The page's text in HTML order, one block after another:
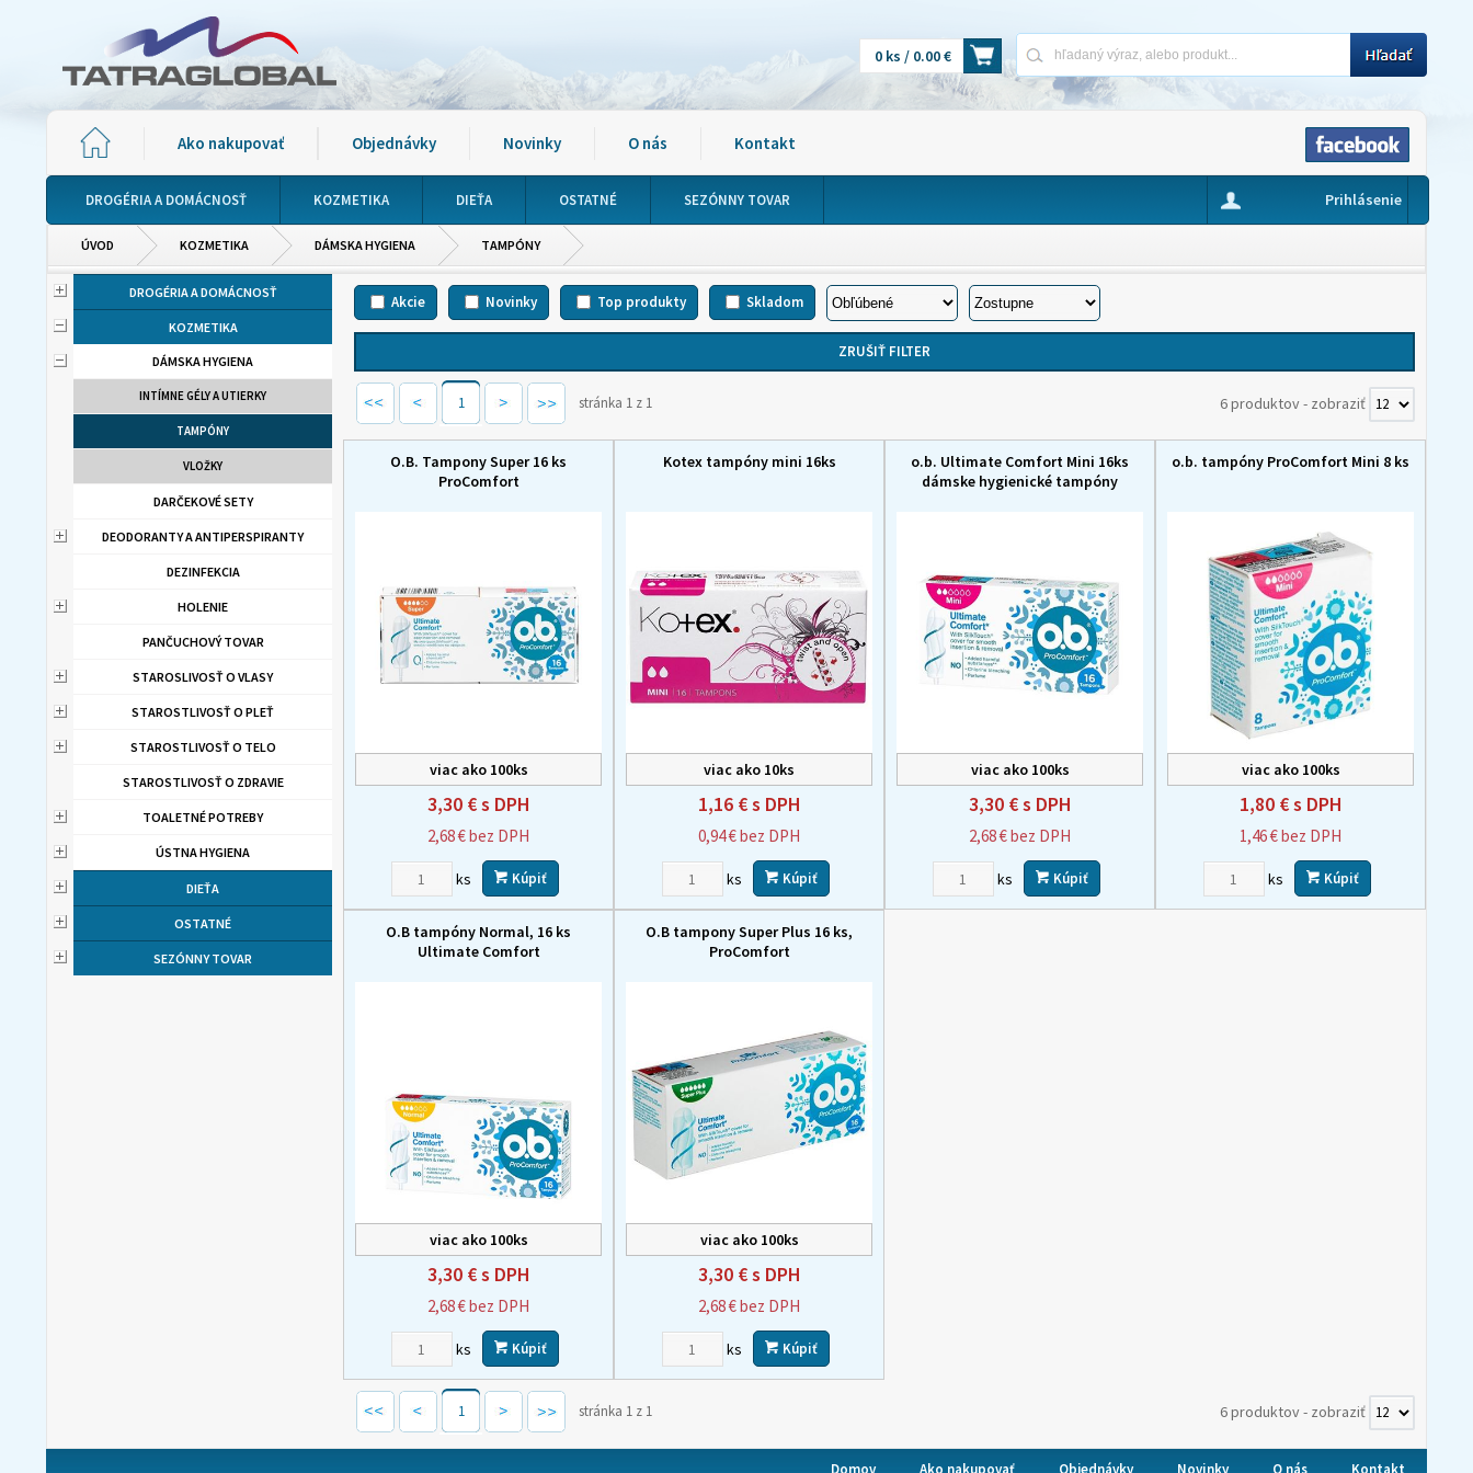
0 ks / 0.00 €
Ako nakupovať Objednávky Novinky O nás Kontakt
DROGÉRIA A DOMÁCNOSŤ KOZMETIKA DIEŤA OSTATNÉ SEZÓNNY TOVAR Prihlásenie
ÚVOD KOZMETIKA DÁMSKA HYGIENA TAMPÓNY
DROGÉRIA A DOMÁCNOSŤ
KOZMETIKA
DÁMSKA HYGIENA
INTÍMNE GÉLY A UTIERKY
TAMPÓNY
VLOŽKY
DARČEKOVÉ SETY
DEODORANTY A ANTIPERSPIRANTY
DEZINFEKCIA
HOLENIE
PANČUCHOVÝ TOVAR
STAROSLIVOSŤ O VLASY
STAROSTLIVOSŤ O PLEŤ
STAROSTLIVOSŤ O TELO
STAROSTLIVOSŤ O ZDRAVIE
TOALETNÉ POTREBY
ÚSTNA HYGIENA
DIEŤA
OSTATNÉ
SEZÓNNY TOVAR
Akcie Novinky Top produkty Skladom
1 stránka 1 z 1 6 produktov- zobraziť
O.B. Tampony Super 16 ks
ProComfort
viac ako 100ks
3,30 €s DPH
2,68 €bez DPH
ks Kúpiť
Kotex tampóny mini 16ks
viac ako 10ks
1,16 €s DPH
0,94 €bez DPH
ks Kúpiť
o.b. Ultimate Comfort Mini 16ks
dámske hygienické tampóny
viac ako 100ks
3,30 €s DPH
2,68 €bez DPH
ks Kúpiť
o.b. tampóny ProComfort Mini 8 ks
viac ako 100ks
1,80 €s DPH
1,46 €bez DPH
ks Kúpiť
O.B tampóny Normal, 16 ks
Ultimate Comfort
viac ako 100ks
3,30 €s DPH
2,68 €bez DPH
ks Kúpiť
O.B tampony Super Plus 16 ks,
ProComfort
viac ako 100ks
3,30 €s DPH
2,68 €bez DPH
ks Kúpiť
1 stránka 1 z 1 6 produktov- zobraziť
Domov Ako nakupovať Objednávky Novinky O nás Kontakt